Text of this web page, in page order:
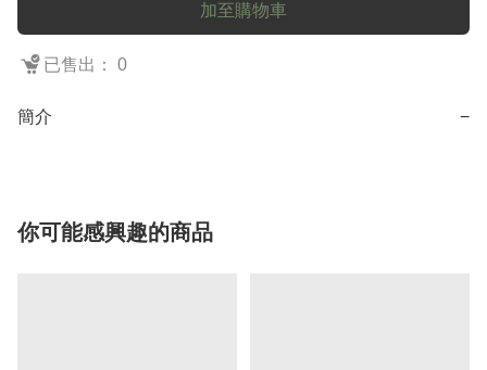
加至購物車
已售出： 0
簡介 −
你可能感興趣的商品